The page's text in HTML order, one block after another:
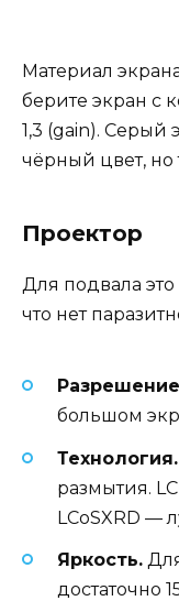
Материал
берите экран с
1,3 (gain). Серый
чёрный цвет, но
Проектор
Для подвала
что нет
большом
Технология.
размытия.
LCoSXRD —
Яркость.
достаточно